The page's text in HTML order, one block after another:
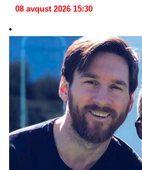
08 avqust 2026 15:30